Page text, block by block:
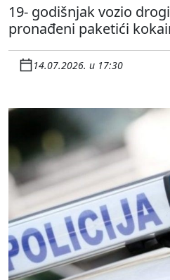
19- godišnjak vozio
pronađeni paketići
14.07.2026. u 17:30